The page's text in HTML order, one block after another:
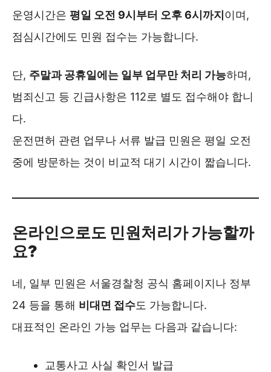
운영시간은 평일 오전 9시부터 오후 6시까지 이며,
점심시간에도 민원 접수는 가능합니다.
단, 주말과 공휴일에는 일부 업무만 처리 가능하며,
범죄신고 등 긴급사항은 112로 별도 접수해야 합니
다.
운전면허 관련 업무나 서류 발급 민원은 평일 오전
중에 방문하는 것이 비교적 대기 시간이 짧습니다.
온라인으로도 민원처리가 가능할까
요?
네, 일부 민원은 서울경찰청 공식 홈페이지나 정부
24 등을 통해 비대면 접수도 가능합니다.
대표적인 온라인 가능 업무는 다음과 같습니다:
교통사고 사실 확인서 발급